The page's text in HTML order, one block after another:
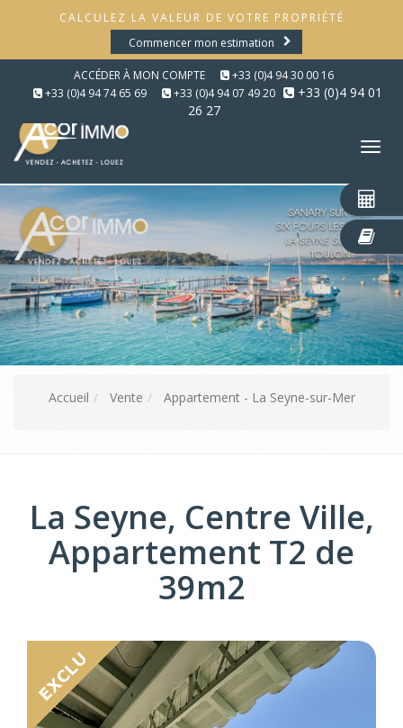
CALCULEZ LA VALEUR DE VOTRE PROPRIÉTÉ
Commencer mon estimation
ACCÉDER À MON COMPTE
+33 (0)4 94 30 00 16
+33 (0)4 94 74 65 69
+33 (0)4 94 07 49 20
+33 (0)4 94 01
26 27
Accueil Vente Appartement - La Seyne-sur-Mer
La Seyne, Centre Ville,
Appartement T2 de
39m2